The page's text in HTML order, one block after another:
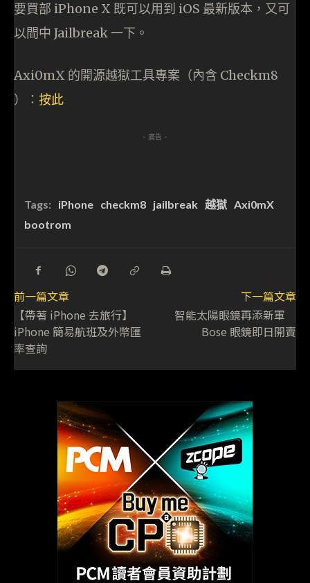
要買部 iPhone X 既可以用到 iOS 最新版本，又可
以間中 Jailbreak 一下。
Axi0mX 的開源越獄工具專案（內含 Checkm8
）： 按此
- 廣告 -
Tags: iPhone checkm8 jailbreak 越獄 Axi0mX
bootrom
前一篇文章
【帶著 iPhone 去旅行】
iPhone 簡易航班及外幣匯
率查詢
下一篇文章
智能太陽眼鏡再添新軍
Bose 眼鏡即日開賣